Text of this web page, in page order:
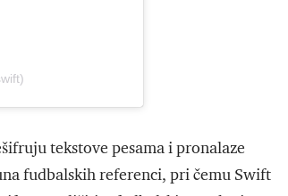
tekstove pesama i pronalaze
fudbalskih referenci, pri čemu Swift